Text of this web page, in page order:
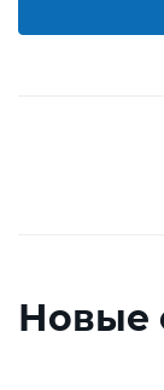
Новые